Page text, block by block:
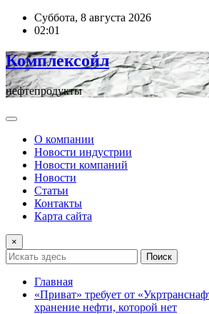
ПерейтиСуббота, 8 августа 2026
02:01
Комплексойл
нефтепродукты
О компании
Новости индустрии
Новости компаний
Новости
Статьи
Контакты
Карта сайта
×
Поиск
Главная
«Приват» требует от
хранение нефти, которой нет